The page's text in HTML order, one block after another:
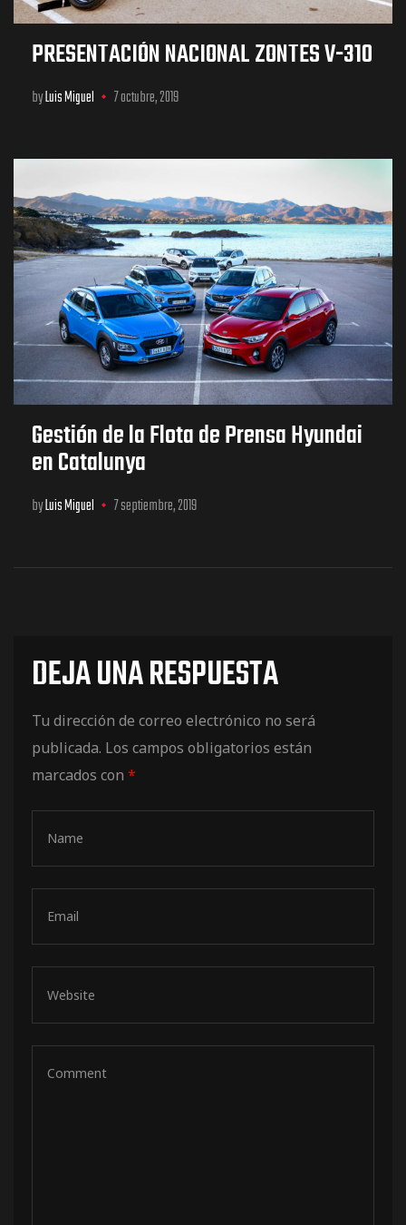
PRESENTACIÓN NACIONAL ZONTES V-310
byLuis Miguel 7 octubre, 2019
Gestión de la Flota de Prensa Hyundai
en Catalunya
byLuis Miguel 7 septiembre, 2019
DEJA UNA RESPUESTA
Tu dirección de correo electrónico no será
publicada. Los campos obligatorios están
marcados con *